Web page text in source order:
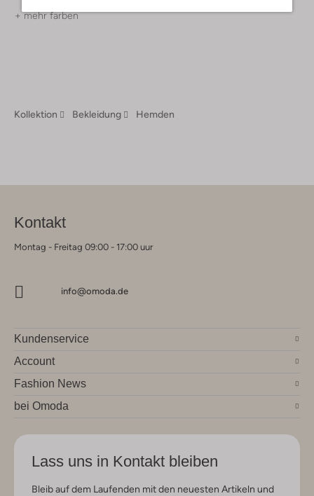
+ mehr farben
Kollektion Bekleidung Hemden
Kontakt
Montag - Freitag 09:00 - 17:00 uur
info@omoda.de
Kundenservice
Account
Fashion News
bei Omoda
Lass uns in Kontakt bleiben
Bleib auf dem Laufenden mit den neuesten Artikeln und